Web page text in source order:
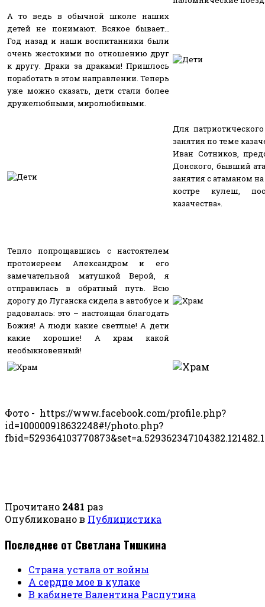
А то ведь в обычной школе наших
детей не понимают. Всякое бывает…
Год назад и наши воспитанники были
очень жестокими по отношению друг
к другу. Драки за драками! Пришлось
поработать в этом направлении. Теперь
уже можно сказать, дети стали более
дружелюбными, миролюбивыми.
Для
занятия по теме
Иван Сотников,
Донского, бывший
занятия с атаманом
костре кулеш,
казачества».
Тепло попрощавшись с настоятелем
протоиереем Александром и его
замечательной матушкой Верой, я
отправилась в обратный путь. Всю
дорогу до Луганска сидела в автобусе и
радовалась: это – настоящая благодать
Божия! А люди какие светлые! А дети
какие хорошие! А храм какой
необыкновенный!
Фото - https://www.facebook.com/profile.php?
id=100000918632248#!/photo.php?
Прочитано 2481 раз
Опубликовано в Публицистика
Последнее от Светлана Тишкина
Страна устала от войны
А сердце мое в кулаке
В кабинете Валентина Распутина